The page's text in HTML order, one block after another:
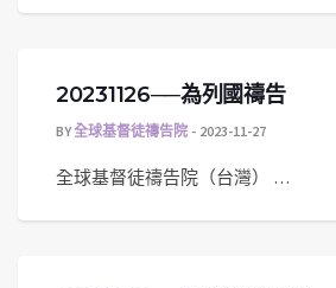
20231126──為列國禱告
BY全球基督徒禱告院 2023-11-27
全球基督徒禱告院（台灣） …